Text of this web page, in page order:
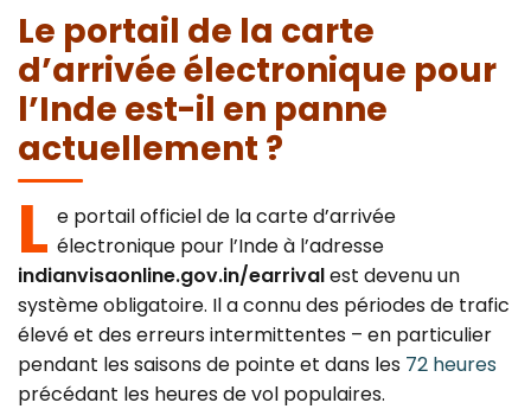
QR Code Guide
Common Mistakes
Portal Troubleshooting
Error Correction
Missed Deadline
US Citizens
UK Citizens
Australia
Canada
EU Citizens
NRI Guide
Airports
Delhi (IGI)
Bangalore
FAQ
Languages
Le portail de la carte
d’arrivée électronique pour
l’Inde est-il en panne
actuellement ?
L e portail officiel de la carte d’arrivée
électronique pour l’Inde à l’adresse
indianvisaonline.gov.in/earrivalest devenu un
système obligatoire. Il a connu des périodes de trafic
élevé et des erreurs intermittentes – en particulier
pendant les saisons de pointe et dans les 72 heures
précédant les heures de vol populaires.